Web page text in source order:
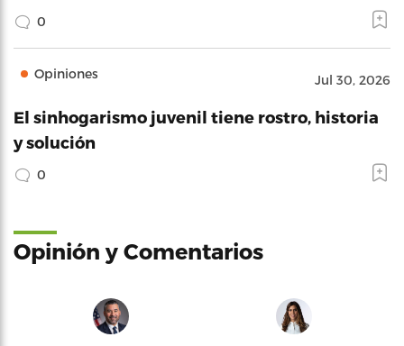
0
Opiniones Jul 30, 2026
El sinhogarismo juvenil tiene rostro, historia
y solución
0
Opinión y Comentarios